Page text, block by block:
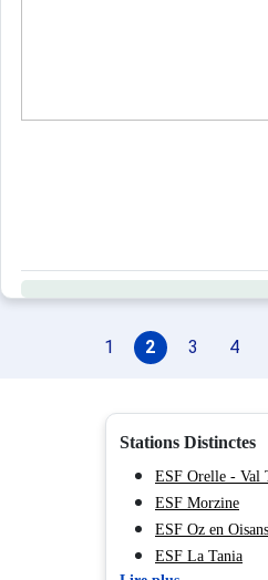
1 2 3 4
Stations Distinctes
ESF Orelle - Val
ESF Morzine
ESF Oz en Oisans
ESF La Tania